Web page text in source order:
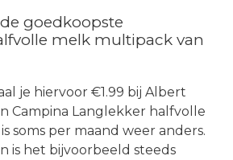
goedkoopste
melk multipack van
je hiervoor €1.99 bij Albert
Campina Langlekker halfvolle
soms per maand weer anders.
is het bijvoorbeeld steeds